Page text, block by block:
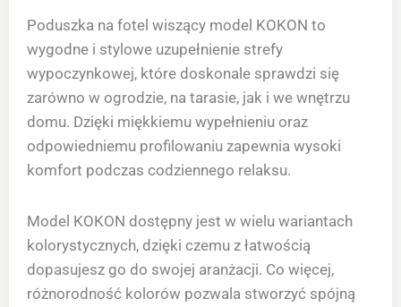
Poduszka na fotel wiszący model KOKON to
wygodne i stylowe uzupełnienie strefy
wypoczynkowej, które doskonale sprawdzi się
zarówno w ogrodzie, na tarasie, jak i we wnętrzu
domu. Dzięki miękkiemu wypełnieniu oraz
odpowiedniemu profilowaniu zapewnia wysoki
komfort podczas codziennego relaksu.
Model KOKON dostępny jest w wielu wariantach
kolorystycznych, dzięki czemu z łatwością
dopasujesz go do swojej aranżacji. Co więcej,
różnorodność kolorów pozwala stworzyć spójną